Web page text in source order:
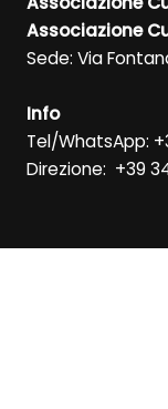
Associazione
Sede: Via
Info
Tel/WhatsApp:
Direzione: +39